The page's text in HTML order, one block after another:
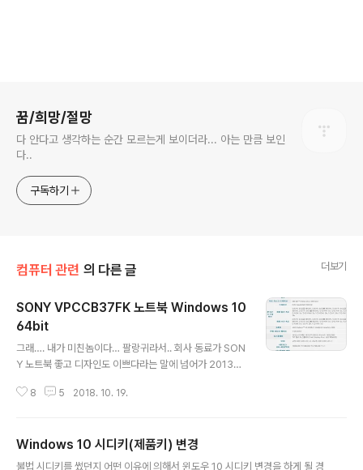
꿈/희망/절망
다 안다고 생각하는 순간 모르는게 보이더라... 아는 만큼 보인
다..
구독하기
컴퓨터 관련 의 다른 글 더보기
SONY VPCCB37FK 노트북 Windows 10
64bit
그래…. 내가 미친놈이다… 팔랑귀라서.. 회사 동료가 SON
Y 노트북 좋고 디자인도 이쁘다라는 말에 넘어가 2013년
대로 쓸만 했었지.. 다만, 키보드 치다 보면 자판 뜨거워 지
는 생각에 잘 사용했다. 그런데 어느날 갑자기 윈도우 화면
에 Windows 10 업그레이드 팝업 창이 뜨길래 마이크로
8 5 2018. 10. 19.
Windows 10 시디키(제품키) 변경
불법 시디키를 썼던지 어떤 이유에 의해서 윈도우 10 시디키 변경을 하게 될 경